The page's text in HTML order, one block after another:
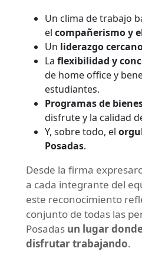
Un clima de trabajo
el compañerismo y
Un liderazgo
La flexibilidad y
de home office y
estudiantes.
Programas de
disfrute y la calidad
Y, sobre todo, el
Posadas.
Desde la firma
a cada integrante del
este reconocimiento
conjunto de todas las
Posadas un lugar
disfrutar trabajando.